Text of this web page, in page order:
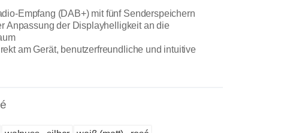
Empfang (DAB+) mit fünf Senderspeichern
Anpassung der Displayhelligkeit an die
am Gerät, benutzerfreundliche und intuitive